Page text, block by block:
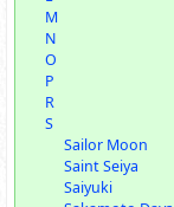
M
N
O
P
R
S
Sailor Moon
Saint Seiya
Saiyuki